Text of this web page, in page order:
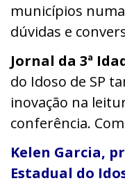
municípios
dúvidas e
Jornal da 3ª
do Idoso de SP
inovação na
conferência.
Kelen Garcia,
Estadual do